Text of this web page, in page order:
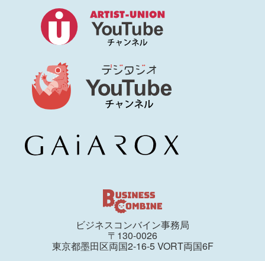
ビジネスコンバイン事務局
〒130-0026
東京都墨田区両国2-16-5 VORT両国6F